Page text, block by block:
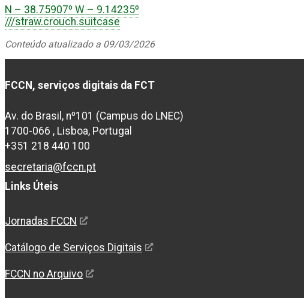
N – 38.75907º W – 9.14235º
///straw.crouch.suitcase
Conteúdo atualizado a 09/03/2026
FCCN, serviços digitais da FCT
Av. do Brasil, nº101 (Campus do LNEC)
1700-066 , Lisboa, Portugal
+351 218 440 100
secretaria@fccn.pt
Links Úteis
Jornadas FCCN
Catálogo de Serviços Digitais
FCCN no Arquivo